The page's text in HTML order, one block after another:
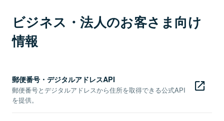
ビジネス・法人のお客さま向け
情報
郵便番号・デジタルアドレスAPI
郵便番号とデジタルアドレスから住所を取得できる公式API
を提供。